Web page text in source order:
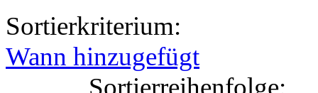
Sortierkriterium:
Wann hinzugefügt
Sortierreihenfolge: